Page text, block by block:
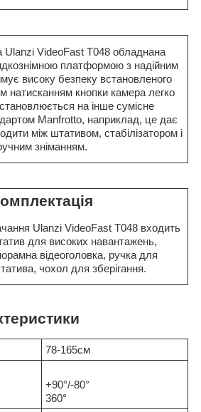
Ulanzi VideoFast T048 обладнана
платформою з надійним
високу безпеку встановленого
натисканням кнопки камера легко
на інше сумісне
Manfrotto, наприклад, це дає
між штативом, стабілізатором і
зніманням.
Ulanzi VideoFast T048 входить
для високих навантажень,
відеоголовка, ручка для
чохол для зберігання.
78-165см
+90°/-80°
360°